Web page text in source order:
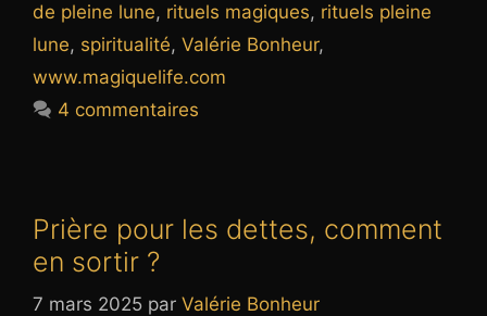
de pleine lune, rituels magiques, rituels pleine
lune, spiritualité, Valérie Bonheur,
www.magiquelife.com
4 commentaires
Prière pour les dettes, comment
en sortir ?
7 mars 2025 par Valérie Bonheur